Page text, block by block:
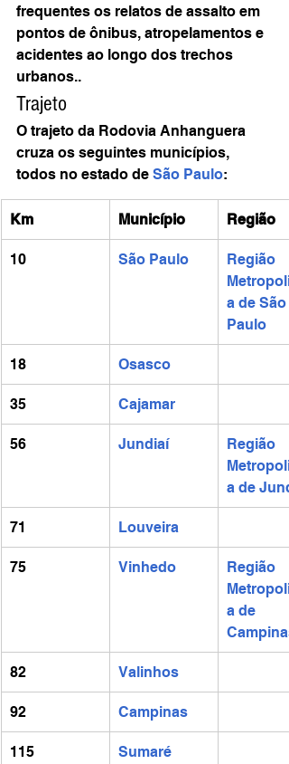
frequentes os relatos de assalto em
pontos de ônibus, atropelamentos e
acidentes ao longo dos trechos
urbanos..
Trajeto
O trajeto da Rodovia Anhanguera
cruza os seguintes municípios,
todos no estado de São Paulo:
Km Município Região
10 São Paulo
Região
a de São
Paulo
18 Osasco
35 Cajamar
56 Jundiaí
Região
a de
71 Louveira
75 Vinhedo
Região
a de
Campinas
82 Valinhos
92 Campinas
115 Sumaré